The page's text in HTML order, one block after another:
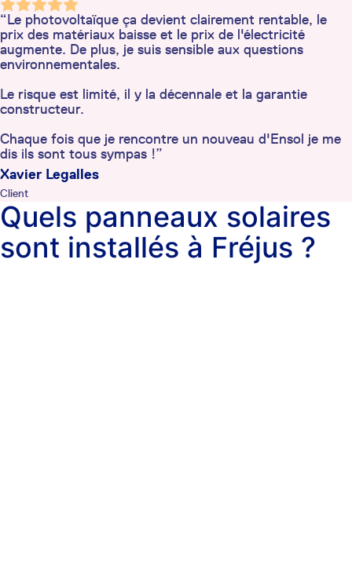
“Le photovoltaïque ça devient clairement rentable, le
prix des matériaux baisse et le prix de l'électricité
augmente. De plus, je suis sensible aux questions
environnementales.
Le risque est limité, il y la décennale et la garantie
constructeur.
Chaque fois que je rencontre un nouveau d'Ensol je me
dis ils sont tous sympas !”
Xavier Legalles
Client
Quels panneaux solaires
sont installés à Fréjus ?